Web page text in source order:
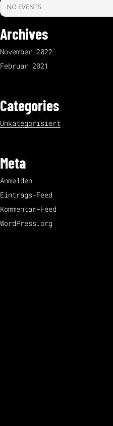
NO EVENTS
Archives
November 2022
Februar 2021
Categories
Unkategorisiert
Meta
Anmelden
Eintrags-Feed
Kommentar-Feed
WordPress.org